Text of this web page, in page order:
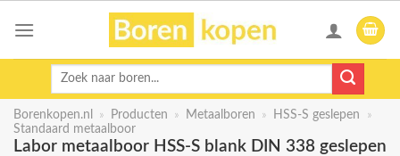
Zoeken
Borenkopen.nl » Producten » Metaalboren » HSS-S geslepen
»
Standaard metaalboor
Labor metaalboor HSS-S blank DIN 338 geslepen